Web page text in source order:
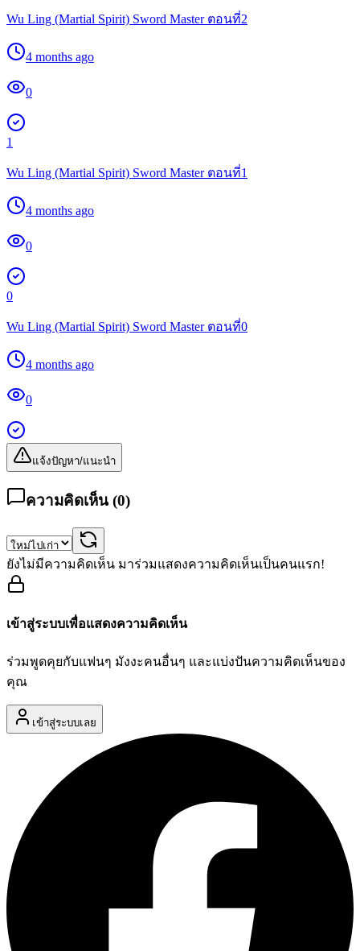
Wu Ling (Martial Spirit) Sword Master ตอนที่2
4 months ago
0
1
Wu Ling (Martial Spirit) Sword Master ตอนที่1
4 months ago
0
0
Wu Ling (Martial Spirit) Sword Master ตอนที่0
4 months ago
0
แจ้งปัญหา/แนะนำ
ความคิดเห็น (0)
ยังไม่มีความคิดเห็น มาร่วมแสดงความคิดเห็นเป็นคนแรก!
เข้าสู่ระบบเพื่อแสดงความคิดเห็น
ร่วมพูดคุยกับแฟนๆ มังงะคนอื่นๆ และแบ่งปันความคิดเห็นของ
คุณ
เข้าสู่ระบบเลย